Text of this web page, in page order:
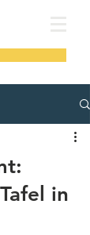
in